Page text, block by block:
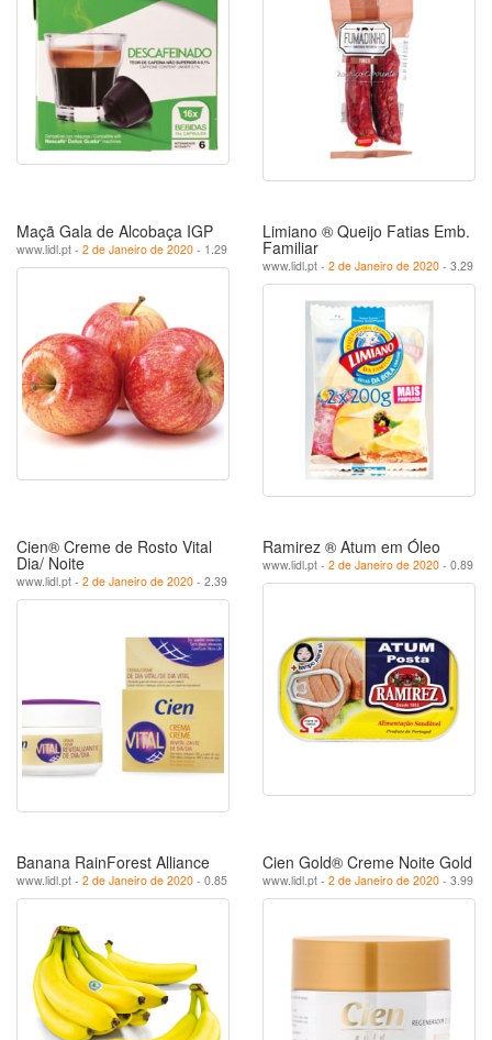
Maçã Gala de Alcobaça IGP
www.lidl.pt - 2 de Janeiro de 2020 - 1.29
Limiano ® Queijo Fatias Emb.
Familiar
www.lidl.pt - 2 de Janeiro de 2020 - 3.29
Cien® Creme de Rosto Vital
Dia/ Noite
www.lidl.pt - 2 de Janeiro de 2020 - 2.39
Ramirez ® Atum em Óleo
www.lidl.pt - 2 de Janeiro de 2020 - 0.89
Banana RainForest Alliance
www.lidl.pt - 2 de Janeiro de 2020 - 0.85
Cien Gold® Creme Noite Gold
www.lidl.pt - 2 de Janeiro de 2020 - 3.99